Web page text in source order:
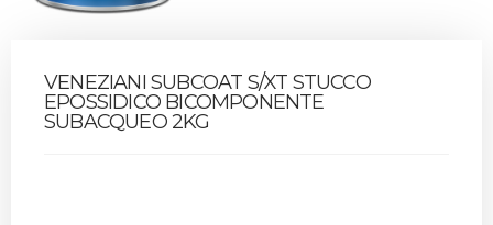
VENEZIANI SUBCOAT S/XT STUCCO
EPOSSIDICO BICOMPONENTE
SUBACQUEO 2KG